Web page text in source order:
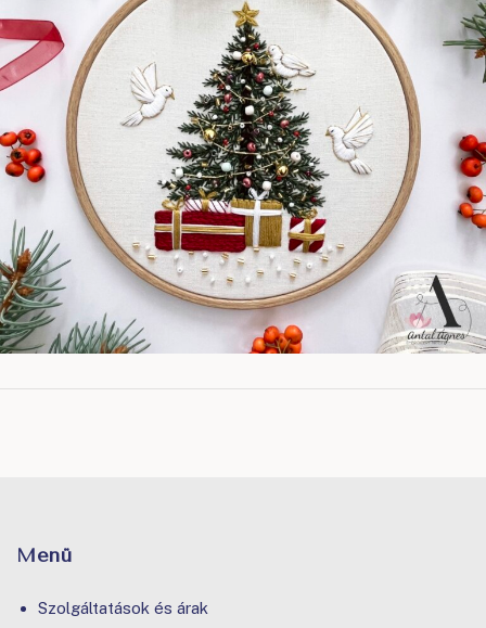
Menü
Szolgáltatások és árak